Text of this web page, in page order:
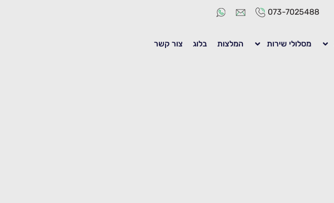
073-7025488
מסלולי שירות המלצות בלוג צור קשר